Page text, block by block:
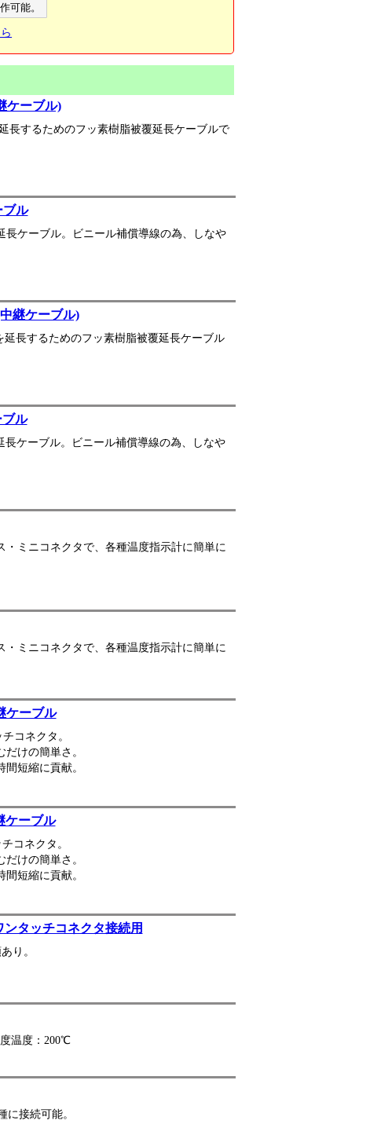
可能。
ケーブル)
長するためのフッ素樹脂被覆延長ケーブルで
ル
長ケーブル。ビニール補償導線の為、しなや
継ケーブル)
長するためのフッ素樹脂被覆延長ケーブル
ル
ケーブル。ビニール補償導線の為、しなや
・ミニコネクタで、各種温度指示計に簡単に
・ミニコネクタで、各種温度指示計に簡単に
ケーブル
コネクタ。
けの簡単さ。
短縮に貢献。
ケーブル
コネクタ。
けの簡単さ。
短縮に貢献。
タッチコネクタ接続用
り。
温度：200℃
接続可能。